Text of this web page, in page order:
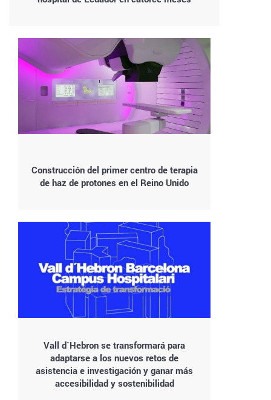
Construcción del primer centro de terapia
de haz de protones en el Reino Unido
Vall d`Hebron se transformará para
adaptarse a los nuevos retos de
asistencia e investigación y ganar más
accesibilidad y sostenibilidad